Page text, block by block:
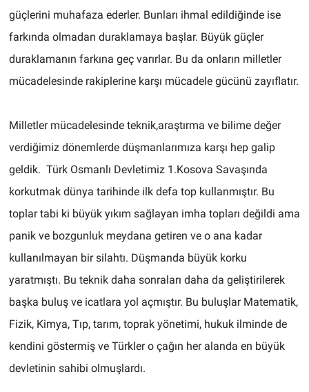
güçlerini muhafaza ederler. Bunları ihmal edildiğinde ise
farkında olmadan duraklamaya başlar. Büyük güçler
duraklamanın farkına geç varırlar. Bu da onların milletler
mücadelesinde rakiplerine karşı mücadele gücünü zayıflatır.
Milletler mücadelesinde teknik,araştırma ve bilime değer
verdiğimiz dönemlerde düşmanlarımıza karşı hep galip
geldik. Türk Osmanlı Devletimiz 1.Kosova Savaşında
korkutmak dünya tarihinde ilk defa top kullanmıştır. Bu
toplar tabi ki büyük yıkım sağlayan imha topları değildi ama
panik ve bozgunluk meydana getiren ve o ana kadar
kullanılmayan bir silahtı. Düşmanda büyük korku
yaratmıştı. Bu teknik daha sonraları daha da geliştirilerek
başka buluş ve icatlara yol açmıştır. Bu buluşlar Matematik,
Fizik, Kimya, Tıp, tarım, toprak yönetimi, hukuk ilminde de
kendini göstermiş ve Türkler o çağın her alanda en büyük
devletinin sahibi olmuşlardı.